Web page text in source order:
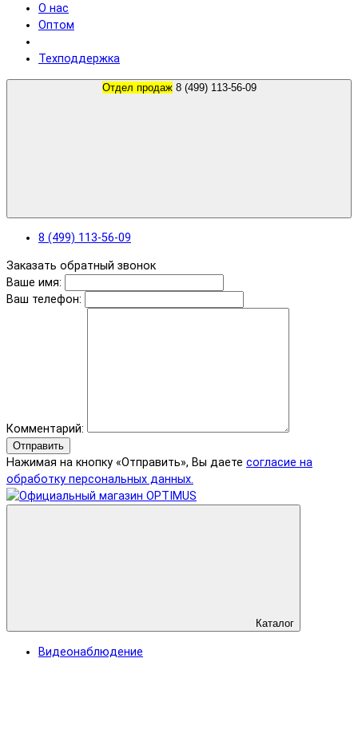
О нас
Оптом
Техподдержка
Отдел продаж 8 (499) 113-56-09
8 (499) 113-56-09
Заказать обратный звонок
Ваше имя:
Ваш телефон:
Комментарий:
Отправить
Нажимая на кнопку «Отправить», Вы даете согласие на
обработку персональных данных.
Каталог
Видеонаблюдение